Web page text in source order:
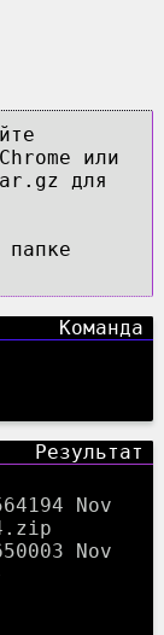
или
для
Nov
Nov